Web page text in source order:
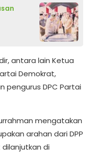
antara lain Ketua
Demokrat,
pengurus DPC Partai
mengatakan
arahan dari DPP
di